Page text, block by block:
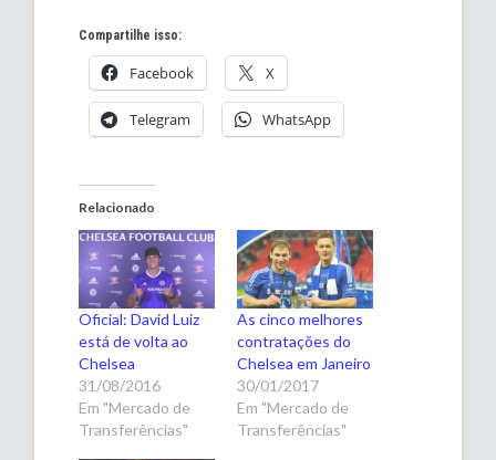
Compartilhe isso:
Facebook X
Telegram WhatsApp
Relacionado
Oficial: David Luiz
está de volta ao
Chelsea
31/08/2016
Em "Mercado de
Transferências"
As cinco melhores
contratações do
Chelsea em Janeiro
30/01/2017
Em "Mercado de
Transferências"